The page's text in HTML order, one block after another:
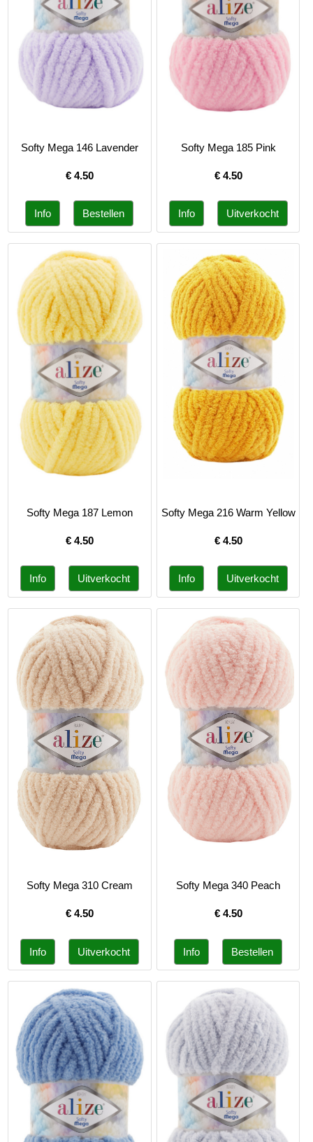
Softy Mega 146 Lavender
€ 4.50
Softy Mega 185 Pink
€ 4.50
Softy Mega 187 Lemon
€ 4.50
Softy Mega 216 Warm Yellow
€ 4.50
Softy Mega 310 Cream
€ 4.50
Softy Mega 340 Peach
€ 4.50